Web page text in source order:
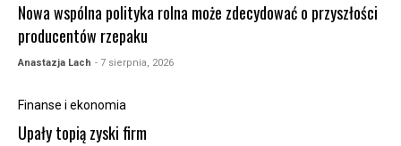
Nowa wspólna polityka rolna może zdecydować o przyszłości
producentów rzepaku
Anastazja Lach - 7 sierpnia, 2026
Finanse i ekonomia
Upały topią zyski firm